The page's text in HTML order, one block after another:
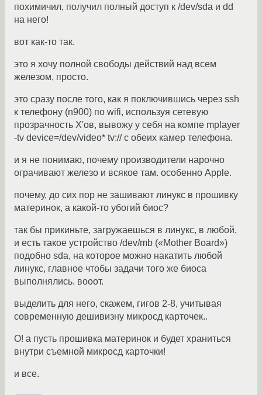
похимичил, получил полный доступ к /dev/sda и dd
на него!
вот как-то так.
это я хочу полной свободы действий над всем
железом, просто.
это сразу после того, как я поключившись через ssh
к телефону (n900) по wifi, используя сетевую
прозрачность X'ов, вывожу у себя на компе mplayer
-tv device=/dev/video* tv:// с обеих камер телефона.
и я не понимаю, почему производители нарочно
ограчивают железо и всякое там. особенно Apple.
почему, до сих пор не зашивают линукс в прошивку
материнок, а какой-то убогий биос?
так бы прикиньте, загружаешься в линукс, в любой,
и есть такое устройство /dev/mb («Mother Board»)
подобно sda, на которое можно накатить любой
линукс, главное чтобы задачи того же биоса
выполнялись. вооот.
выделить для него, скажем, гигов 2-8, учитывая
современную дешивизну микросд карточек..
О! а пусть прошивка материнок и будет храниться
внутри съемной микросд карточки!
и все.